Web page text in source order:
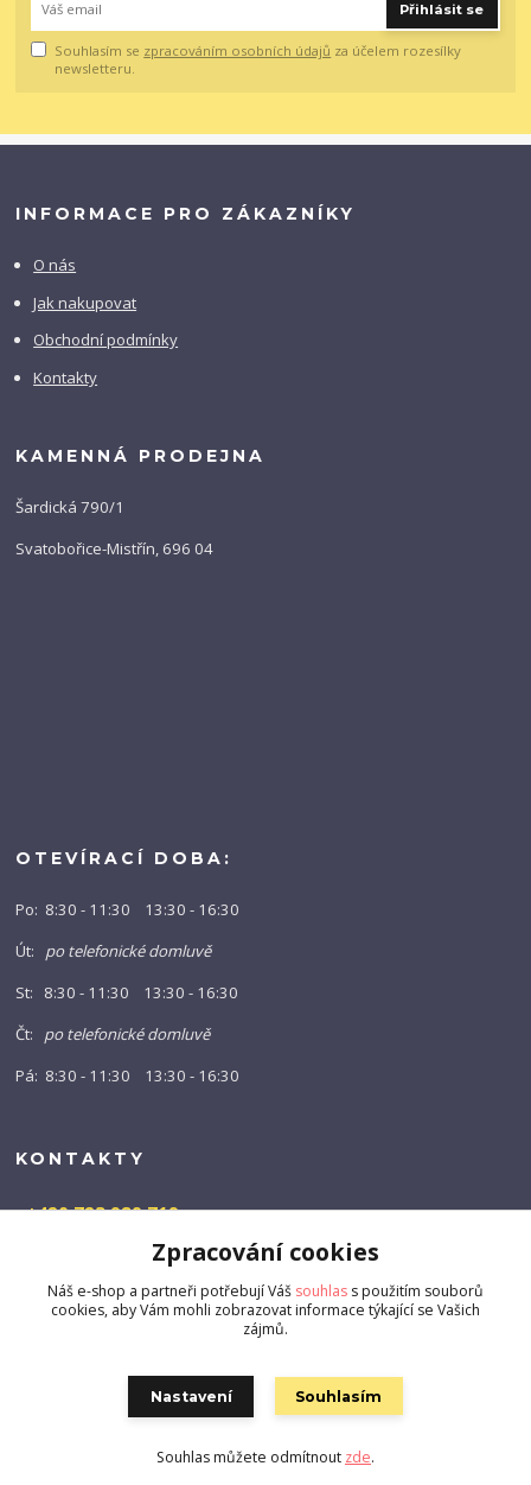
Přihlásit se
Souhlasím se zpracováním osobních údajů za účelem rozesílky
newsletteru.
INFORMACE PRO ZÁKAZNÍKY
O nás
Jak nakupovat
Obchodní podmínky
Kontakty
KAMENNÁ PRODEJNA
Šardická 790/1
Svatobořice-Mistřín, 696 04
OTEVÍRACÍ DOBA:
Po: 8:30 - 11:30 13:30 - 16:30
Út: po telefonické domluvě
St: 8:30 - 11:30 13:30 - 16:30
Čt: po telefonické domluvě
Pá: 8:30 - 11:30 13:30 - 16:30
KONTAKTY
+420 723 989 719
info@barny-shop.cz
Vytvořeno na Eshop-rychle.cz
Zpracování cookies
Náš e-shop a partneři potřebují Váš souhlas s použitím souborů
cookies, aby Vám mohli zobrazovat informace týkající se Vašich
zájmů.
Nastavení Souhlasím
Souhlas můžete odmítnout zde.